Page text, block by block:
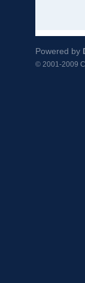
Powered by
© 2001-2009